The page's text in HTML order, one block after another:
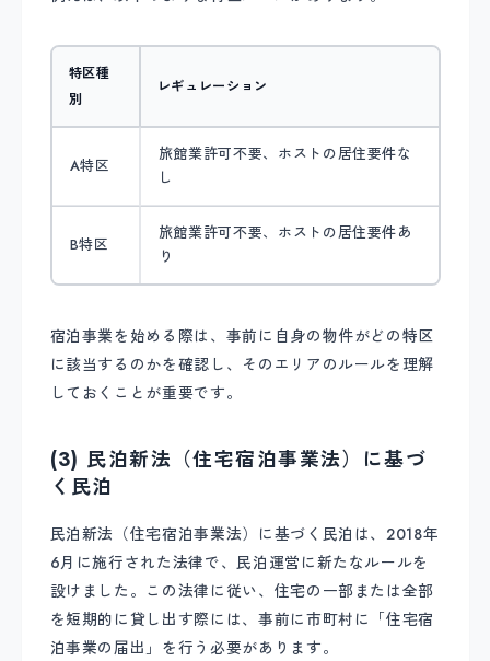
特区種
別
レギュレーション
A特区
旅館業許可不要、ホストの居住要件な
し
B特区
旅館業許可不要、ホストの居住要件あ
り
宿泊事業を始める際は、事前に自身の物件がどの特区
に該当するのかを確認し、そのエリアのルールを理解
しておくことが重要です。
(3) 民泊新法（住宅宿泊事業法）に基づ
く民泊
民泊新法（住宅宿泊事業法）に基づく民泊は、2018年
6月に施行された法律で、民泊運営に新たなルールを
設けました。この法律に従い、住宅の一部または全部
を短期的に貸し出す際には、事前に市町村に「住宅宿
泊事業の届出」を行う必要があります。